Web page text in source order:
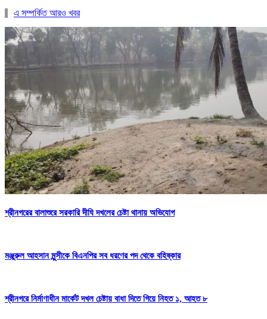
এ সম্পর্কিত আরও খবর
শ্রীনগরের বালাশুরে সরকারি দীঘি দখলের চেষ্টা থানায় অভিযোগ
মঞ্জুরুল আহসান মুন্সীকে বিএনপির সব ধরণের পদ থেকে বহিষ্কার
শ্রীনগরে নির্মাণাধীন মার্কেট দখল চেষ্টায় বাধা দিতে গিয়ে নিহত ১, আহত ৮